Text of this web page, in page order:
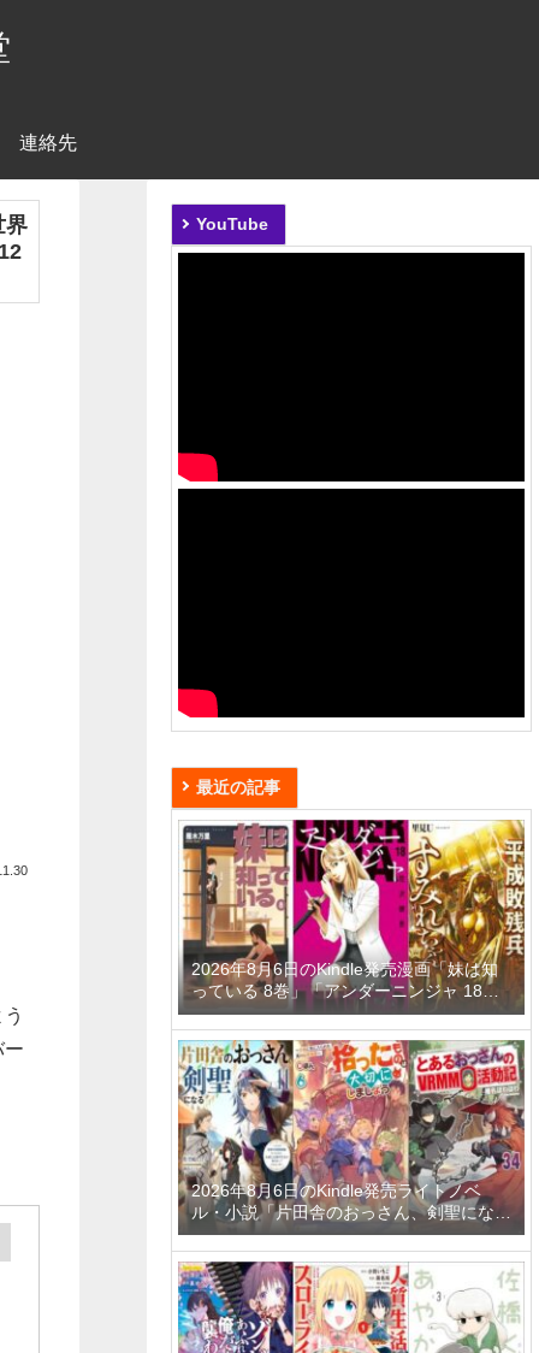
連絡先
界
ー
YouTube
最近の記事
2026年8月6日のKindle発売漫画「妹は知
っている 8巻」「アンダーニンジャ 18
巻」「平成敗残兵すみれちゃん 11巻」な
ど
2026年8月6日のKindle発売ライトノベ
ル・小説「片田舎のおっさん、剣聖になる
11 ～ただの田舎の剣術師範だったのに、
大成した弟子たちが俺を放ってくれない件
～」「拾ったものは大切にしましょう ～
子狼に気に入られた男の転移物語～ 6巻」
「とあるおっさんのVRMMO活動記 34
巻」など